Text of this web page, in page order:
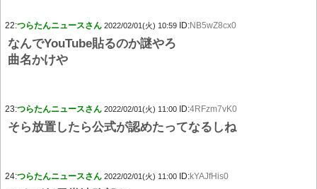
22:つらたんニュースさん 2022/02/01(火) 10:59 ID:NB5wZ8cx0
なんでYouTube貼るのか謎やろ
曲名かけや
23:つらたんニュースさん 2022/02/01(火) 11:00 ID:4RFzm7vK0
そら放置したら公式が認めたってなるしね
24:つらたんニュースさん 2022/02/01(火) 11:00 ID:kYAJfHis0